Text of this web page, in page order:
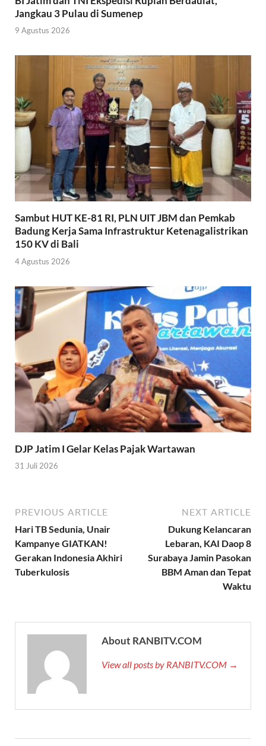
Jangkau 3 Pulau di Sumenep
9 Agustus 2026
Sambut HUT KE-81 RI, PLN UIT JBM dan Pemkab
Badung Kerja Sama Infrastruktur Ketenagalistrikan
150 KV di Bali
4 Agustus 2026
DJP Jatim I Gelar Kelas Pajak Wartawan
31 Juli 2026
PREVIOUS ARTICLE
Hari TB Sedunia, Unair
Kampanye GIATKAN!
Gerakan Indonesia Akhiri
Tuberkulosis
NEXT ARTICLE
Dukung Kelancaran
Lebaran, KAI Daop 8
Surabaya Jamin Pasokan
BBM Aman dan Tepat
Waktu
About RANBITV.COM
View all posts by RANBITV.COM →